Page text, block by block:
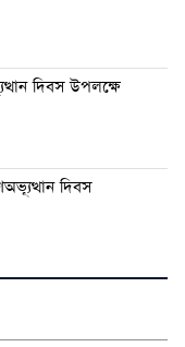
দিবস উপলক্ষে
দিবস